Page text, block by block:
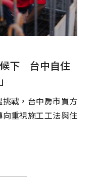
候下 台中自住
戰，台中房市買方
重視施工工法與住